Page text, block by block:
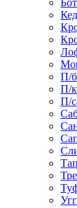
П/
П/
П/